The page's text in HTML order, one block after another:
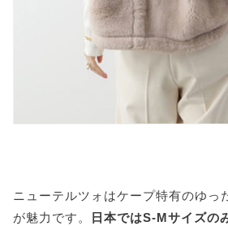
ニューテルツォはケープ特有のゆっ
が魅力です。
日本ではS-Mサイズの